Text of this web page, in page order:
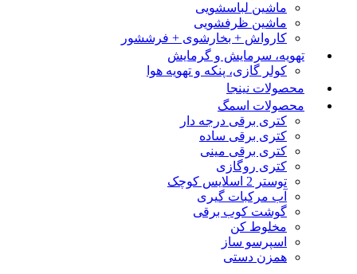
ماشین لباسشویی
ماشین ظرفشویی
کارواش + بخارشوی + فرششور
تهویه، سرمایش و گرمایش
کولر گازی، پنکه و تهویه هوا
محصولات نینجا
محصولات اسمگ
کتری برقی درجه دار
کتری برقی ساده
کتری برقی مینی
کتری روگازی
توستر 2 اسلایس کوچک
آب مرکبات گیری
گوشت کوب برقی
مخلوط کن
اسپرسو ساز
همزن دستی